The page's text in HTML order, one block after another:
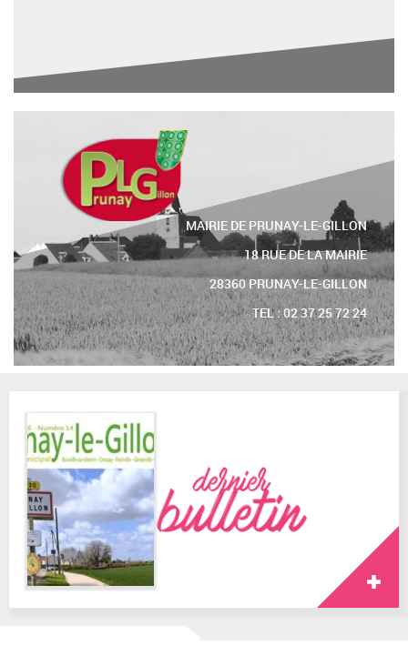
MAIRIE DE PRUNAY-LE-GILLON
18 RUE DE LA MAIRIE
28360 PRUNAY-LE-GILLON
TEL : 02 37 25 72 24